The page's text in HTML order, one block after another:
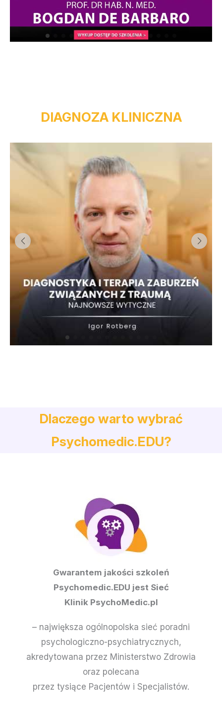
DIAGNOZA KLINICZNA
Dlaczego warto wybrać
Psychomedic.EDU?
Gwarantem jakości szkoleń
Psychomedic.EDU jest Sieć
Klinik PsychoMedic.pl
– największa ogólnopolska sieć poradni
psychologiczno-psychiatrycznych,
akredytowana przez Ministerstwo Zdrowia
oraz polecana
przez tysiące Pacjentów i Specjalistów.